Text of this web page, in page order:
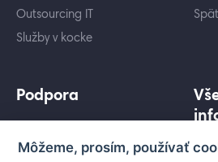
Outsourcing IT
Služby v kocke
Podpora
Záujem o služby
Môžeme, prosím, používať